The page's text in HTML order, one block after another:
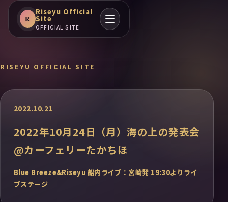
R
Riseyu Official
Site
OFFICIAL SITE
RISEYU OFFICIAL SITE
2022.10.21
2022年10月24日（月）海の上の発表会
@カーフェリーたかちほ
Blue Breeze&Riseyu 船内ライブ：宮崎発 19:30よりライ
ブステージ